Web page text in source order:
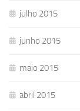
julho 2015
junho 2015
maio 2015
abril 2015